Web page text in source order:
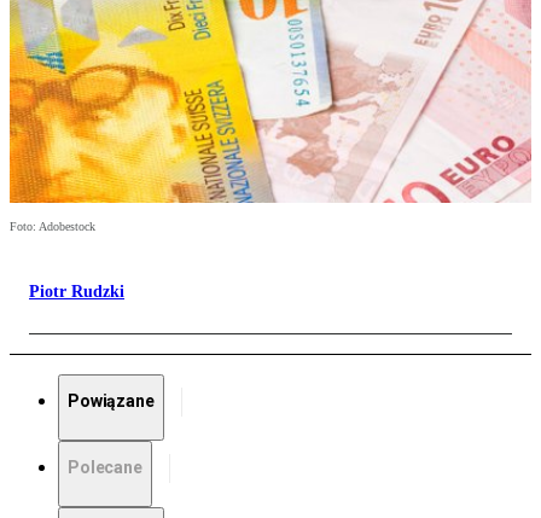
Foto: Adobestock
Piotr Rudzki
Powiązane
Polecane